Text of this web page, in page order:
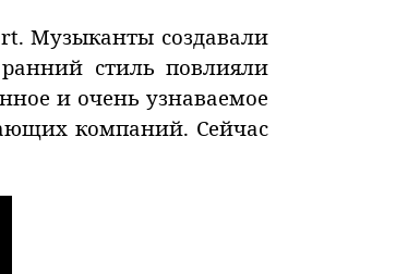
Музыканты создавали
стиль повлияли
и очень узнаваемое
компаний. Сейчас